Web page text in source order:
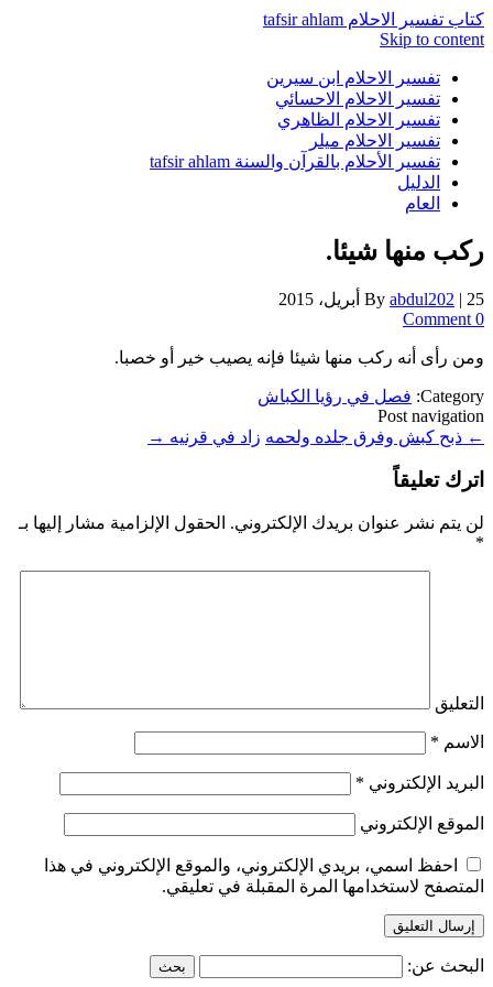
كتاب تفسير الاحلام tafsir ahlam
Skip to content
تفسير الاحلام ابن سيرين
تفسير الاحلام الاحسائي
تفسير الاحلام الظاهري
تفسير الاحلام ميلر
تفسير الأحلام بالقرآن والسنة tafsir ahlam
الدليل
العام
ركب منها شيئا.
By abdul202 | 25 أبريل، 2015
0 Comment
ومن رأى أنه ركب منها شيئا فإنه يصيب خير أو خصبا.
Category: فصل في رؤيا الكباش
Post navigation
← ذبح كبش وفرق جلده ولحمه زاد في قرنيه →
اترك تعليقاً
لن يتم نشر عنوان بريدك الإلكتروني. الحقول الإلزامية مشار إليها بـ
*
التعليق
الاسم *
البريد الإلكتروني *
الموقع الإلكتروني
احفظ اسمي، بريدي الإلكتروني، والموقع الإلكتروني في هذا
المتصفح لاستخدامها المرة المقبلة في تعليقي.
البحث عن: